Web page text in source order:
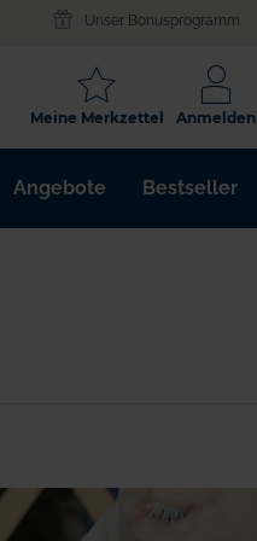
Unser Bonusprogramm
Anmelden
Meine Merkzettel
Angebote Bestseller